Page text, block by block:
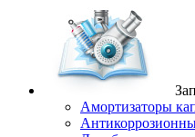
Амортизаторы